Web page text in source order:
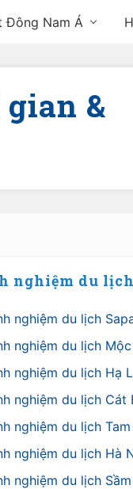
Đông Nam Á
&
nghiệm du
nghiệm du lịch
nghiệm du lịch
nghiệm du lịch Hạ
nghiệm du lịch Cát
nghiệm du lịch
nghiệm du lịch Hà
nghiệm du lịch